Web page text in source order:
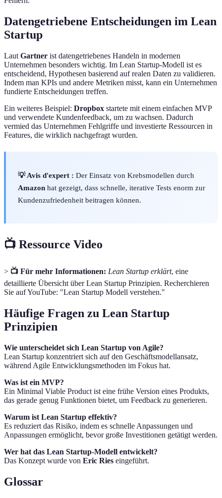
Datengetriebene Entscheidungen im Lean
Startup
Laut Gartner ist datengetriebenes Handeln in modernen
Unternehmen besonders wichtig. Im Lean Startup-Modell ist es
entscheidend, Hypothesen basierend auf realen Daten zu validieren.
Indem man KPIs und andere Metriken misst, kann ein Unternehmen
fundierte Entscheidungen treffen.
Ein weiteres Beispiel: Dropbox startete mit einem einfachen MVP
und verwendete Kundenfeedback, um zu wachsen. Dadurch
vermied das Unternehmen Fehlgriffe und investierte Ressourcen in
Features, die wirklich nachgefragt wurden.
💡 Avis d'expert : Der Einsatz von Krebsmodellen durch
Amazon hat gezeigt, dass schnelle, iterative Tests enorm zur
Kundenzufriedenheit beitragen können.
📺 Ressource Video
> 📺 Für mehr Informationen: Lean Startup erklärt, eine
detaillierte Übersicht über Lean Startup Prinzipien. Recherchieren
Sie auf YouTube: "Lean Startup Modell verstehen."
Häufige Fragen zu Lean Startup
Prinzipien
Wie unterscheidet sich Lean Startup von Agile?
Lean Startup konzentriert sich auf den Geschäftsmodellansatz,
während Agile Entwicklungsmethoden im Fokus hat.
Was ist ein MVP?
Ein Minimal Viable Product ist eine frühe Version eines Produkts,
das gerade genug Funktionen bietet, um Feedback zu generieren.
Warum ist Lean Startup effektiv?
Es reduziert das Risiko, indem es schnelle Anpassungen und
Anpassungen ermöglicht, bevor große Investitionen getätigt werden.
Wer hat das Lean Startup-Modell entwickelt?
Das Konzept wurde von Eric Ries eingeführt.
Glossar